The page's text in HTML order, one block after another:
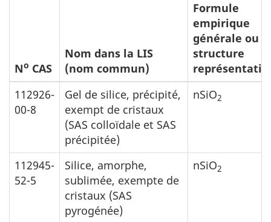
No CAS
Nom dans la LIS
(nom commun)
Formule
empirique
générale ou
structure
112926-
00-8
Gel de silice, précipité,
exempt de cristaux
(SAS colloïdale et SAS
précipitée)
nSiO2
112945-
52-5
Silice, amorphe,
sublimée, exempte de
cristaux (SAS
pyrogénée)
nSiO2